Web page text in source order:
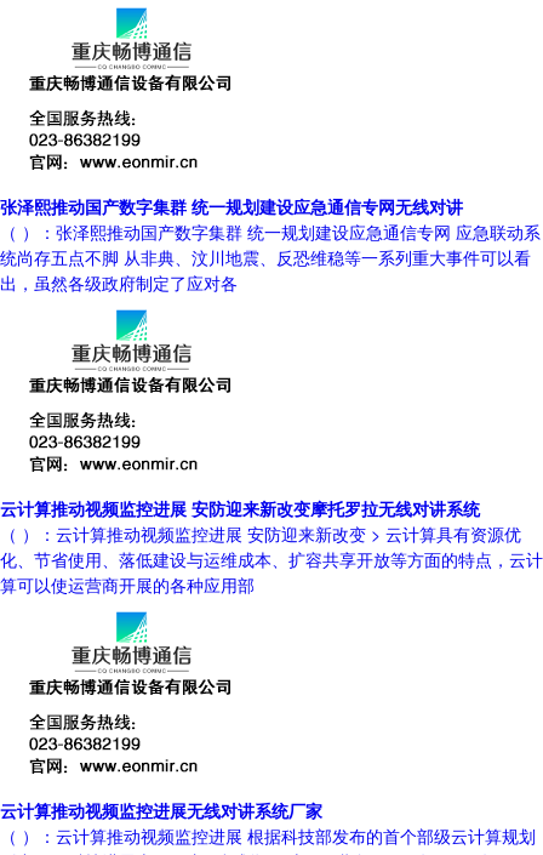
张泽熙推动国产数字集群 统一规划建设应急通信专网无线对讲
（ ）：张泽熙推动国产数字集群 统一规划建设应急通信专网 应急联动系
统尚存五点不脚 从非典、汶川地震、反恐维稳等一系列重大事件可以看
出，虽然各级政府制定了应对各
云计算推动视频监控进展 安防迎来新改变摩托罗拉无线对讲系统
（ ）：云计算推动视频监控进展 安防迎来新改变 > 云计算具有资源优
化、节省使用、落低建设与运维成本、扩容共享开放等方面的特点，云计
算可以使运营商开展的各种应用部
云计算推动视频监控进展无线对讲系统厂家
（ ）：云计算推动视频监控进展 根据科技部发布的首个部级云计算规划